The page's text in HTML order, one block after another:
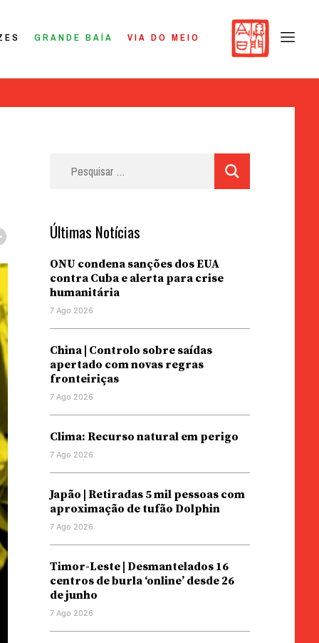
GRANDE BAÍA VIA DO MEIO
Últimas Notícias
ONU condena sanções dos EUA
contra Cuba e alerta para crise
humanitária
7 Ago 2026
China | Controlo sobre saídas
apertado com novas regras
fronteiriças
7 Ago 2026
Clima: Recurso natural em perigo
7 Ago 2026
Japão | Retiradas 5 mil pessoas com
aproximação de tufão Dolphin
7 Ago 2026
Timor-Leste | Desmantelados 16
centros de burla ‘online’ desde 26
de junho
7 Ago 2026